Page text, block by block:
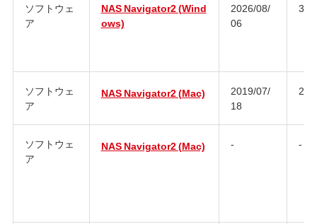
ソフトウェ
ア
NAS Navigator2 (Wind
ows)
2026/08/
06
ソフトウェ
ア
NAS Navigator2 (Mac)
2019/07/
18
ソフトウェ
ア
NAS Navigator2 (Mac) - -